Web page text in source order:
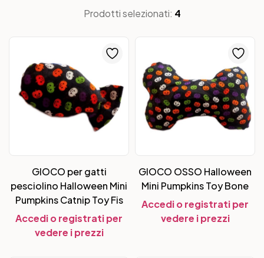
Prodotti selezionati: 4
GIOCO per gatti
pesciolino Halloween Mini
Pumpkins Catnip Toy Fis
Accedi o registrati per
vedere i prezzi
GIOCO OSSO Halloween
Mini Pumpkins Toy Bone
Accedi o registrati per
vedere i prezzi